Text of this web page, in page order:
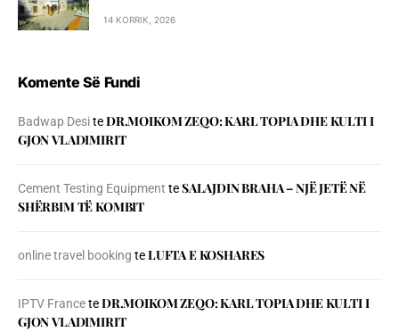
14 KORRIK, 2026
Komente Së Fundi
Badwap DesiteDR.MOIKOM ZEQO: KARL TOPIA DHE KULTI I
GJON VLADIMIRIT
Cement Testing Equipment teSALAJDIN BRAHA – NJЁ JETЁ NЁ
SHЁRBIM TЁ KOMBIT
online travel booking teLUFTA E KOSHARES
IPTV FranceteDR.MOIKOM ZEQO: KARL TOPIA DHE KULTI I
GJON VLADIMIRIT